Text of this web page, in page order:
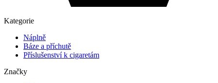
Kategorie
Náplně
Báze a příchutě
Příslušenství k cigaretám
Značky